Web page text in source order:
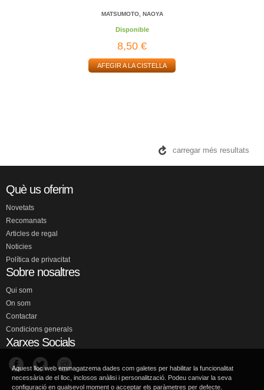
MATSUMOTO, NAOYA
Disponible
8,50 €
AFEGIR A LA CISTELLA
carregar més resultats
Què us oferim
Novetats
Recomanats
Articles de regal
Noticies
Política de privacitat
Sobre nosaltres
Qui som
On som
Contactar
Condicions generals
Xarxes Socials
Aquest lloc web emmagatzema dades com galetes per habilitar la funcionalitat
necessària de el lloc, inclosos anàlisi i personalització. Podeu canviar la seva
configuració en qualsevol moment o acceptar els paràmetres per defecte.